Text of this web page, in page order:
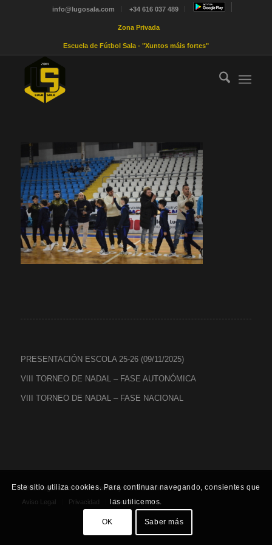
info@lugosala.com +34 616 037 489
Zona Privada
Escuela de Fútbol Sala - "Xuntos máis fortes"
PRESENTACIÓN ESCOLA 25-26 (09/11/2025)
VIII TORNEO DE NADAL – FASE AUTONÓMICA
VIII TORNEO DE NADAL – FASE NACIONAL
©2020 lugosala.com - Powered byHCO Estudio-
Aviso Legal
Privacidad Cookies
Este sitio utiliza cookies. Para continuar navegando, consientes que
las utilicemos.
OK Saber más